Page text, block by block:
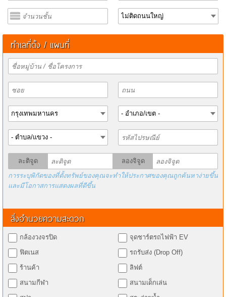
ทำเลที่ตั้ง / แผนที่
ละติจูด
ลองจิจูด
การระบุพิกัดของที่ตั้งทรัพย์ของคุณจะทำให้ประกาศของคุณถูกค้นหาง่ายขึ้น
และมีโอกาสการแสดงผลที่ดีขึ้น
สิ่งอำนวยความสะดวก
กล้องวงจรปิด
จุดชาร์ตรถไฟฟ้า EV
ฟิตเนส
รถรับส่ง (Drop Off)
ร้านค้า
ลิฟต์
สนามกีฬา
สนามเด็กเล่น